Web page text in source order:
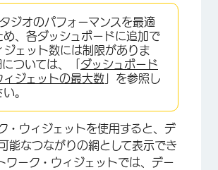
ジオのパフォーマンスを最適
め、各ダッシュボードに追加で
ジェット数には制限がありま
ついては、「 ダッシュボード
ィジェットの最大数 」を参照し
。
・ウィジェットを使用すると、デ
能なつながりの網として表示でき
ワーク・ウィジェットでは、デー